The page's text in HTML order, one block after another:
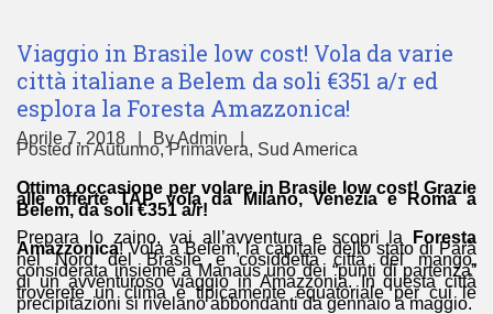
Viaggio in Brasile low cost! Vola da varie
città italiane a Belem da soli €351 a/r ed
esplora la Foresta Amazzonica!
Aprile 7, 2018 ByAdmin
Posted inAutunno,Primavera, Sud America
Ottima occasione per volare in Brasile low cost! Grazie
alle offerte TAP, vola da Milano, Venezia e Roma a
Belem, da soli €351 a/r!
Prepara lo zaino, vai all’avventura e scopri la
Foresta
Amazzonica! Vola a Belem, la capitale dello stato di Parà
nel Nord del Brasile e cosiddetta città del mango,
considerata insieme a Manaus uno dei “punti di partenza”
di un avventuroso viaggio in Amazzonia. In questa città
troverete un clima è tipicamente equatoriale per cui le
precipitazioni si rivelano abbondanti da gennaio a maggio.